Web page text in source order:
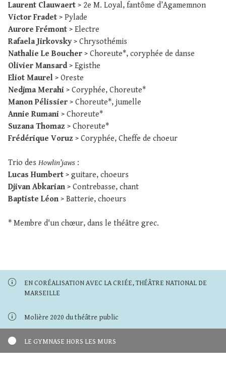
Laurent Clauwaert > 2e M. Loyal, fantôme d’Agamemnon
Victor Fradet > Pylade
Aurore Frémont > Electre
Rafaela Jirkovsky > Chrysothémis
Nathalie Le Boucher > Choreute*, coryphée de danse
Olivier Mansard> Egisthe
Eliot Maurel > Oreste
Nedjma Merahi > Coryphée, Choreute*
Manon Pélissier > Choreute*, jumelle
Annie Rumani > Choreute*
Suzana Thomaz > Choreute*
Frédérique Voruz > Coryphée, Cheffe de choeur
Trio des Howlin’jaws :
Lucas Humbert > guitare, choeurs
Djivan Abkarian > Contrebasse, chant
Baptiste Léon > Batterie, choeurs
* Membre d'un chœur, dans le théâtre grec.
EN CORÉALISATION AVEC LA CRIÉE, THÉÂTRE NATIONAL DE
MARSEILLE
Molière 2020 du théâtre public
LE GYMNASE HORS LES MURS